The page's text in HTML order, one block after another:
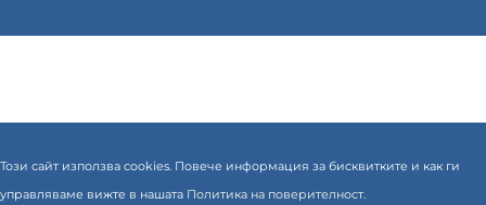
Този сайт използва cookies. Повече информация за бисквитките и как ги
управляваме вижте в нашата Политика на поверителност.